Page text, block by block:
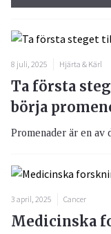
8 juli, 2025 Hjärta & Kärl
Ta första
börja
Promenader är en
3 april, 2025 Cancer
Medicinska